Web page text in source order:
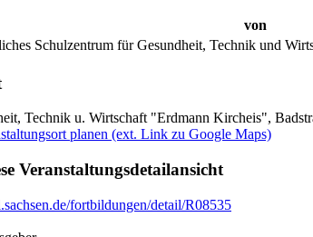
von
Schulzentrum für Gesundheit, Technik und
Technik u. Wirtschaft "Erdmann Kircheis",
planen (ext. Link zu Google Maps)
Veranstaltungsdetailansicht
fortbildungen/detail/R08535